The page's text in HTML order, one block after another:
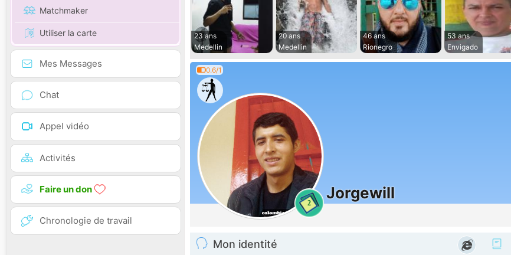
Matchmaker
Utiliser la carte
Mes Messages
Chat
Appel vidéo
Activités
Faire un don
Chronologie de travail
23 ans
Medellin
20 ans
Medellin
46 ans
Rionegro
53 ans
Envigado
0.6/1
2
Jorgewill
Mon identité